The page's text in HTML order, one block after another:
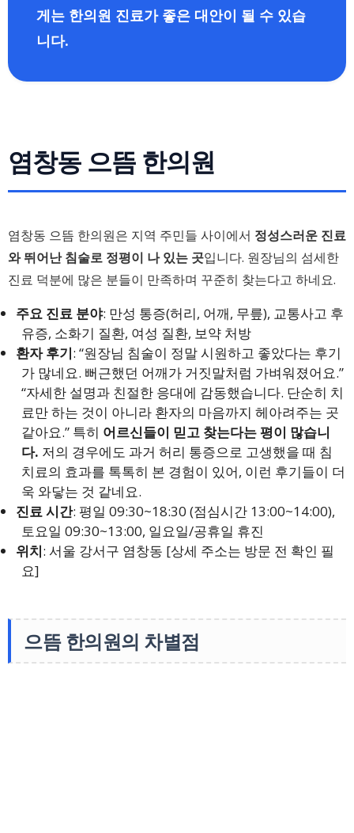
게는 한의원 진료가 좋은 대안이 될 수 있습
니다.
염창동 으뜸 한의원
염창동 으뜸 한의원은 지역 주민들 사이에서 정성스러운 진료
와 뛰어난 침술로 정평이 나 있는 곳입니다. 원장님의 섬세한
진료 덕분에 많은 분들이 만족하며 꾸준히 찾는다고 하네요.
주요 진료 분야: 만성 통증(허리, 어깨, 무릎), 교통사고 후
유증, 소화기 질환, 여성 질환, 보약 처방
환자 후기: “원장님 침술이 정말 시원하고 좋았다는 후기
가 많네요. 뻐근했던 어깨가 거짓말처럼 가벼워졌어요.”
“자세한 설명과 친절한 응대에 감동했습니다. 단순히 치
료만 하는 것이 아니라 환자의 마음까지 헤아려주는 곳
같아요.” 특히 어르신들이 믿고 찾는다는 평이 많습니
다. 저의 경우에도 과거 허리 통증으로 고생했을 때 침
치료의 효과를 톡톡히 본 경험이 있어, 이런 후기들이 더
욱 와닿는 것 같네요.
진료 시간: 평일 09:30~18:30 (점심시간 13:00~14:00),
토요일 09:30~13:00, 일요일/공휴일 휴진
위치: 서울 강서구 염창동 [상세 주소는 방문 전 확인 필
요]
으뜸 한의원의 차별점